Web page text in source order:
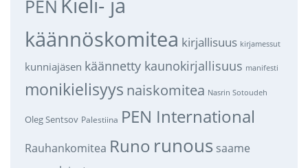
PEN
käännöskomitea kirjallisuus kirjamessut
kunniajäsen käännetty kaunokirjallisuus manifesti
monikielisyys naiskomitea Nasrin Sotoudeh
Oleg Sentsov Palestiina PEN International
Rauhankomitea Runo runous saame